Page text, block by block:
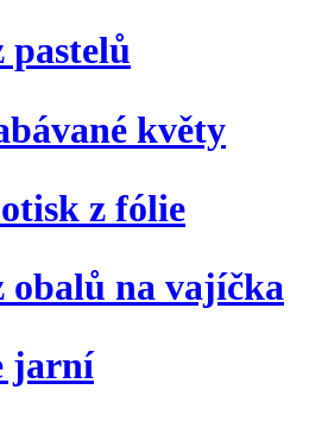
pastelů
květy
z fólie
obalů na vajíčka
jarní